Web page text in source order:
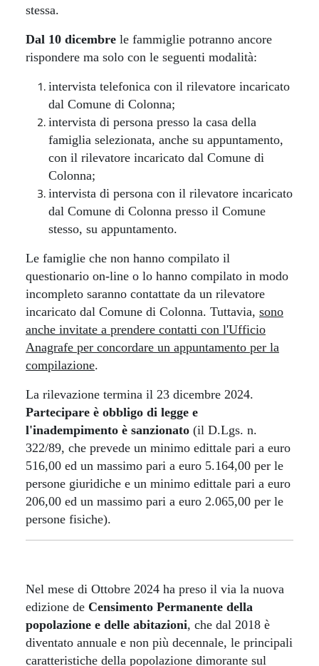
stessa.
Dal 10 dicembre le fammiglie potranno ancore
rispondere ma solo con le seguenti modalità:
intervista telefonica con il rilevatore incaricato
dal Comune di Colonna;
intervista di persona presso la casa della
famiglia selezionata, anche su appuntamento,
con il rilevatore incaricato dal Comune di
Colonna;
intervista di persona con il rilevatore incaricato
dal Comune di Colonna presso il Comune
stesso, su appuntamento.
Le famiglie che non hanno compilato il
questionario on-line o lo hanno compilato in modo
incompleto saranno contattate da un rilevatore
incaricato dal Comune di Colonna. Tuttavia, sono
anche invitate a prendere contatti con l'Ufficio
Anagrafe per concordare un appuntamento per la
compilazione.
La rilevazione termina il 23 dicembre 2024.
Partecipare è obbligo di legge e
l'inadempimento è sanzionato (il D.Lgs. n.
322/89, che prevede un minimo edittale pari a euro
516,00 ed un massimo pari a euro 5.164,00 per le
persone giuridiche e un minimo edittale pari a euro
206,00 ed un massimo pari a euro 2.065,00 per le
persone fisiche).
Nel mese di Ottobre 2024 ha preso il via la nuova
edizione de Censimento Permanente della
popolazione e delle abitazioni, che dal 2018 è
diventato annuale e non più decennale, le principali
caratteristiche della popolazione dimorante sul